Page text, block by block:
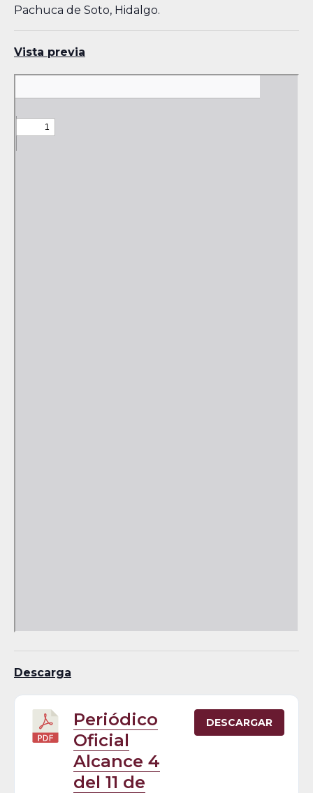
Pachuca de Soto, Hidalgo.
Vista previa
Descarga
Periódico
Oficial
Alcance 4
del 11 de
DESCARGAR